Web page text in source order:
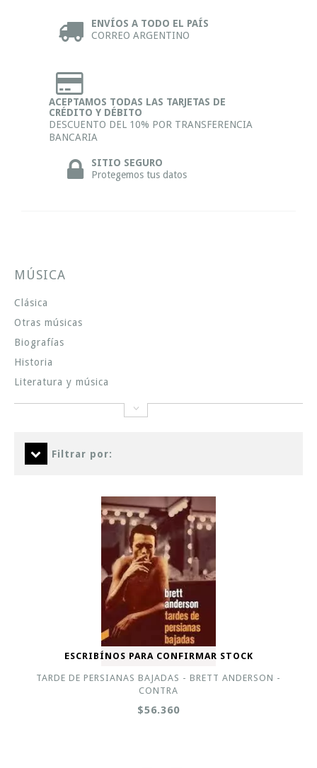
ENVÍOS A TODO EL PAÍS
CORREO ARGENTINO
ACEPTAMOS TODAS LAS TARJETAS DE
CRÉDITO Y DÉBITO
DESCUENTO DEL 10% POR TRANSFERENCIA
BANCARIA
SITIO SEGURO
Protegemos tus datos
MÚSICA
Clásica
Otras músicas
Biografías
Historia
Literatura y música
Filtrar por:
ESCRIBÍNOS PARA CONFIRMAR STOCK
TARDE DE PERSIANAS BAJADAS - BRETT ANDERSON -
CONTRA
$56.360